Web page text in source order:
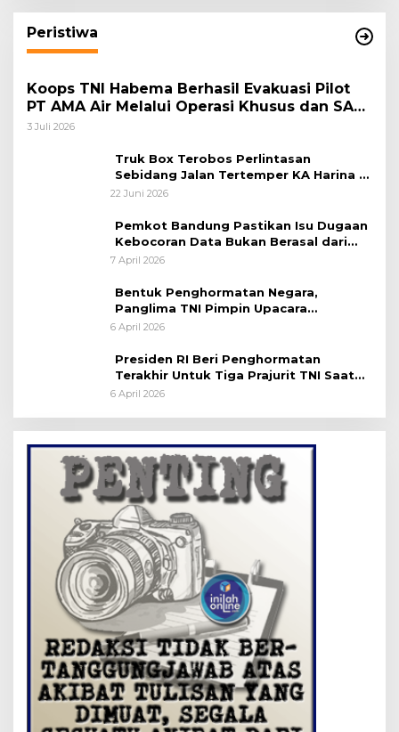
Peristiwa
Koops TNI Habema Berhasil Evakuasi Pilot
PT AMA Air Melalui Operasi Khusus dan SAR
Taktis
3 Juli 2026
Truk Box Terobos Perlintasan
Sebidang Jalan Tertemper KA Harina di
Jalan Stasiun Poncol-Jrakah Semarang
22 Juni 2026
Pemkot Bandung Pastikan Isu Dugaan
Kebocoran Data Bukan Berasal dari
Server Disdukcapil
7 April 2026
Bentuk Penghormatan Negara,
Panglima TNI Pimpin Upacara
Pemakaman Militer
6 April 2026
Presiden RI Beri Penghormatan
Terakhir Untuk Tiga Prajurit TNI Saat
Persemayaman di Bandara Soekarno-
6 April 2026